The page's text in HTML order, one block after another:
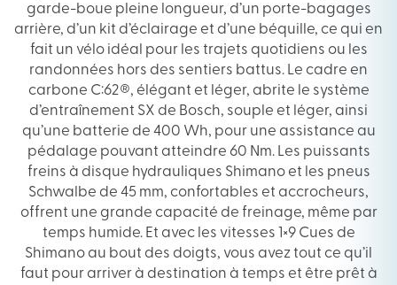
garde-boue pleine longueur, d’un porte-bagages
arrière, d’un kit d’éclairage et d’une béquille, ce qui en
fait un vélo idéal pour les trajets quotidiens ou les
randonnées hors des sentiers battus. Le cadre en
carbone C:62®, élégant et léger, abrite le système
d’entraînement SX de Bosch, souple et léger, ainsi
qu’une batterie de 400 Wh, pour une assistance au
pédalage pouvant atteindre 60 Nm. Les puissants
freins à disque hydrauliques Shimano et les pneus
Schwalbe de 45 mm, confortables et accrocheurs,
offrent une grande capacité de freinage, même par
temps humide. Et avec les vitesses 1×9 Cues de
Shimano au bout des doigts, vous avez tout ce qu’il
faut pour arriver à destination à temps et être prêt à